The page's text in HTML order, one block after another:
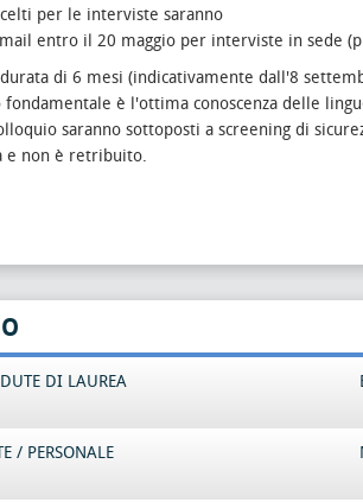
per le interviste saranno
entro il 20 maggio per interviste in sede
di 6 mesi (indicativamente dall'8
fondamentale è l'ottima conoscenza delle
saranno sottoposti a screening di
e non è retribuito.
DI LAUREA
/ PERSONALE